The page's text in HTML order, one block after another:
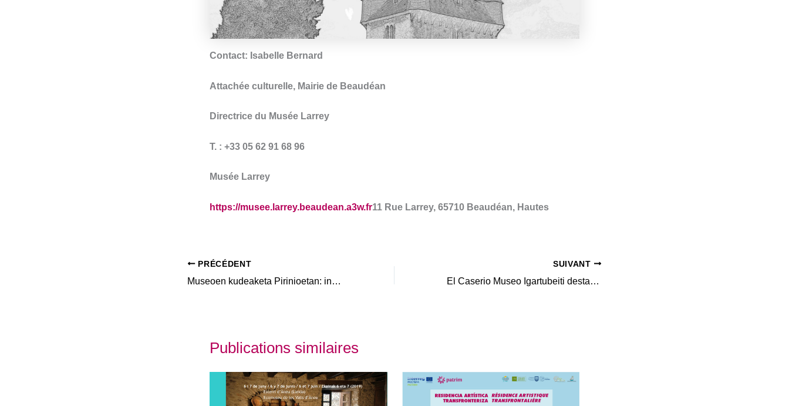
Contact: Isabelle Bernard
Attachée culturelle, Mairie de Beaudéan
Directrice du Musée Larrey
T. : +33 05 62 91 68 96
Musée Larrey
https://musee.larrey.beaudean.a3w.fr11 Rue Larrey, 65710 Beaudéan, Hautes
PRÉCÉDENT
Museoen kudeaketa Pirinioetan: indarguneak eta ahuleziak
SUIVANT
El Caserio Museo Igartubeiti destacado por su contribución a la accesibilidad
Publications similaires